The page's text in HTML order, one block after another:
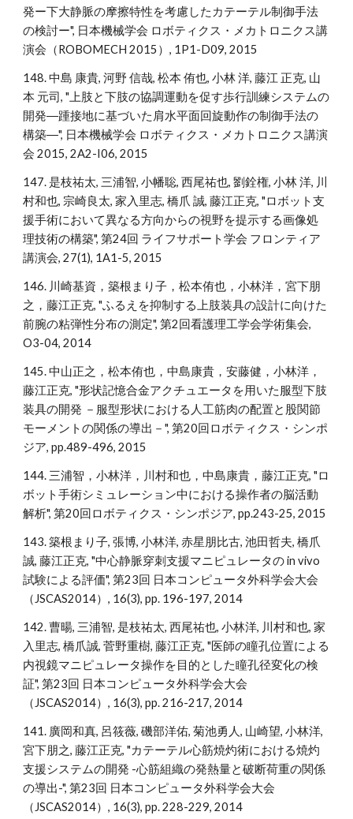
発ー下大静脈の摩擦特性を考慮したカテーテル制御手法
の検討ー", 日本機械学会 ロボティクス・メカトロニクス講
演会（ROBOMECH 2015）, 1P1-D09, 2015
148. 中島 康貴, 河野 信哉, 松本 侑也, 小林 洋, 藤江 正克, 山
本 元司, "上肢と下肢の協調運動を促す歩行訓練システムの
開発―踵接地に基づいた肩水平面回旋動作の制御手法の
構築―", 日本機械学会 ロボティクス・メカトロニクス講演
会 2015, 2A2-I06, 2015
147. 是枝祐太, 三浦智, 小幡聡, 西尾祐也, 劉銓権, 小林 洋, 川
村和也, 宗崎良太, 家入里志, 橋爪 誠, 藤江正克, "ロボット支
援手術において異なる方向からの視野を提示する画像処
理技術の構築", 第24回 ライフサポート学会 フロンティア
講演会, 27(1), 1A1-5, 2015
146. 川崎基資，築根まり子，松本侑也，小林洋，宮下朋
之，藤江正克, "ふるえを抑制する上肢装具の設計に向けた
前腕の粘弾性分布の測定", 第2回看護理工学会学術集会,
O3-04, 2014
145. 中山正之，松本侑也，中島康貴，安藤健，小林洋，
藤江正克, "形状記憶合金アクチュエータを用いた服型下肢
装具の開発 －服型形状における人工筋肉の配置と股関節
モーメントの関係の導出－", 第20回ロボティクス・シンポ
ジア, pp.489-496, 2015
144. 三浦智，小林洋，川村和也，中島康貴，藤江正克, "ロ
ボット手術シミュレーション中における操作者の脳活動
解析", 第20回ロボティクス・シンポジア, pp.243-25, 2015
143. 築根まり子, 張博, 小林洋, 赤星朋比古, 池田哲夫, 橋爪
誠, 藤江正克, "中心静脈穿刺支援マニピュレータの in vivo
試験による評価", 第23回 日本コンピュータ外科学会大会
（JSCAS2014）, 16(3), pp. 196-197, 2014
142. 曹暘, 三浦智, 是枝祐太, 西尾祐也, 小林洋, 川村和也, 家
入里志, 橋爪誠, 菅野重樹, 藤江正克, "医師の瞳孔位置による
内視鏡マニピュレータ操作を目的とした瞳孔径変化の検
証", 第23回 日本コンピュータ外科学会大会
（JSCAS2014）, 16(3), pp. 216-217, 2014
141. 廣岡和真, 呂筱薇, 磯部洋佑, 菊池勇人, 山崎望, 小林洋,
宮下朋之, 藤江正克, "カテーテル心筋焼灼術における焼灼
支援システムの開発 -心筋組織の発熱量と破断荷重の関係
の導出-", 第23回 日本コンピュータ外科学会大会
（JSCAS2014）, 16(3), pp. 228-229, 2014